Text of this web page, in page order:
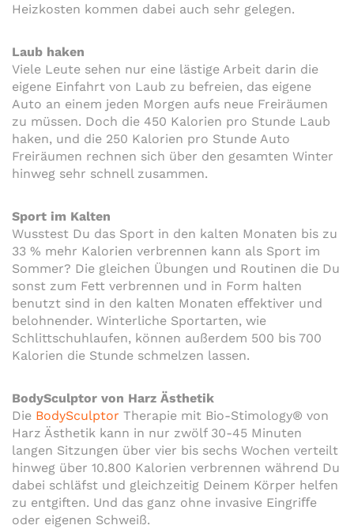
Heizkosten kommen dabei auch sehr gelegen.
Laub haken
Viele Leute sehen nur eine lästige Arbeit darin die
eigene Einfahrt von Laub zu befreien, das eigene
Auto an einem jeden Morgen aufs neue Freiräumen
zu müssen. Doch die 450 Kalorien pro Stunde Laub
haken, und die 250 Kalorien pro Stunde Auto
Freiräumen rechnen sich über den gesamten Winter
hinweg sehr schnell zusammen.
Sport im Kalten
Wusstest Du das Sport in den kalten Monaten bis zu
33 % mehr Kalorien verbrennen kann als Sport im
Sommer? Die gleichen Übungen und Routinen die Du
sonst zum Fett verbrennen und in Form halten
benutzt sind in den kalten Monaten eﬀektiver und
belohnender. Winterliche Sportarten, wie
Schlittschuhlaufen, können außerdem 500 bis 700
Kalorien die Stunde schmelzen lassen.
BodySculptor von Harz Ästhetik
Die BodySculptor Therapie mit Bio-Stimology® von
Harz Ästhetik kann in nur zwölf 30-45 Minuten
langen Sitzungen über vier bis sechs Wochen verteilt
hinweg über 10.800 Kalorien verbrennen während Du
dabei schläfst und gleichzeitig Deinem Körper helfen
zu entgiften. Und das ganz ohne invasive Eingriﬀe
oder eigenen Schweiß.